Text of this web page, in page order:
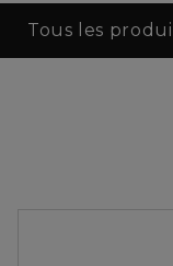
Tous les